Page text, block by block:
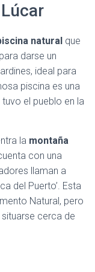
natural que
darse un
ideal para
piscina es una
el pueblo en la
la montaña
con una
llaman a
del Puerto’. Esta
Natural, pero
cerca de